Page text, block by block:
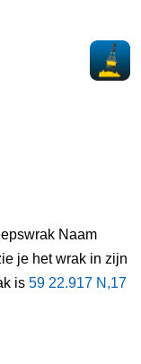
Naam
je het wrak in zijn
is 59 22.917 N,17